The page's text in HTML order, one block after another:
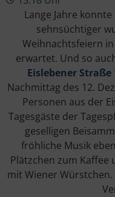
Lange Jahre
sehnsüchtiger
Weihnachtsfeiern
erwartet. Und so
Eislebener
Nachmittag des 12.
Personen aus der
Tagesgäste der
geselligen
fröhliche Musik
Plätzchen zum
mit Wiener